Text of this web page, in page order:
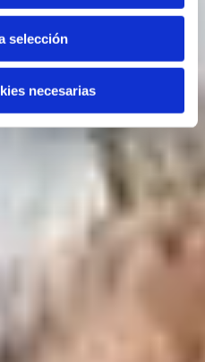
selección
necesarias